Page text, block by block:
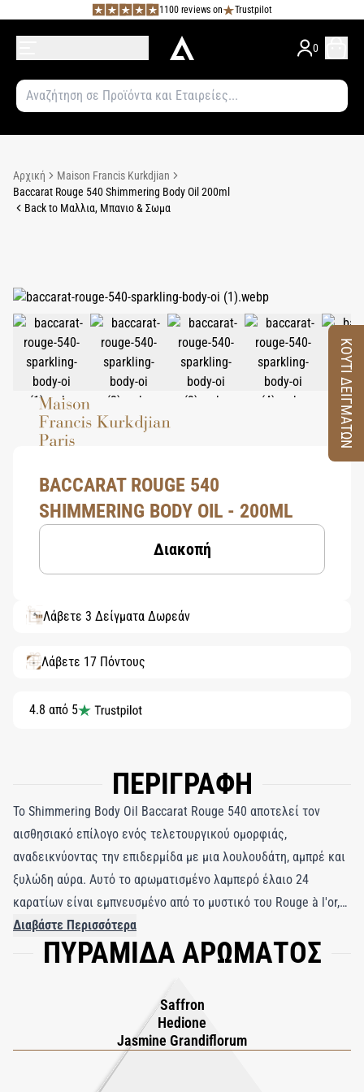
1100 reviews on Trustpilot
0
Αρχική
Maison Francis Kurkdjian
Baccarat Rouge 540 Shimmering Body Oil 200ml
Back to Μαλλια, Μπανιο & Σωμα
BACCARAT ROUGE 540
SHIMMERING BODY OIL - 200ML
Διακοπή
Λάβετε 3 Δείγματα Δωρεάν
Λάβετε 17 Πόντους
4.8 από 5
ΠΕΡΙΓΡΑΦΗ
Το Shimmering Body Oil Baccarat Rouge 540 αποτελεί τον
αισθησιακό επίλογο ενός τελετουργικού ομορφιάς,
αναδεικνύοντας την επιδερμίδα με μια λουλουδάτη, αμπρέ και
ξυλώδη αύρα. Αυτό το αρωματισμένο λαμπερό έλαιο 24
καρατίων είναι εμπνευσμένο από το μυστικό του Rouge à l'or,
μια αλχημεία που προκύπτει από την ανάμειξη κρυστάλλου και
σκόνης χρυσού, αφήνοντας το δέρμα διακριτικά ιριδίζον και
Διαβάστε Περισσότερα
ΠΥΡΑΜΙΔΑ ΑΡΩΜΑΤΟΣ
Saffron
Hedione
Jasmine Grandiflorum
ΚΟΥΤΙ ΔΕΙΓΜΑΤΩΝ